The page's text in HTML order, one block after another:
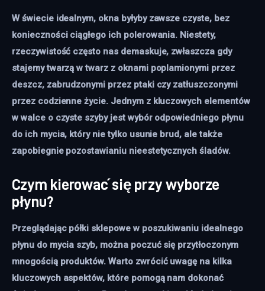
W świecie idealnym, okna byłyby zawsze czyste, bez
konieczności ciągłego ich polerowania. Niestety,
rzeczywistość często nas demaskuje, zwłaszcza gdy
stajemy twarzą w twarz z oknami poplamionymi przez
deszcz, zabrudzonymi przez ptaki czy zatłuszczonymi
przez codzienne życie. Jednym z kluczowych elementów
w walce o czyste szyby jest wybór odpowiedniego płynu
do ich mycia, który nie tylko usunie brud, ale także
zapobiegnie pozostawianiu nieestetycznych śladów.
Czym kierować się przy wyborze
płynu?
Przeglądając półki sklepowe w poszukiwaniu idealnego
płynu do mycia szyb, można poczuć się przytłoczonym
mnogością produktów. Warto zwrócić uwagę na kilka
kluczowych aspektów, które pomogą nam dokonać